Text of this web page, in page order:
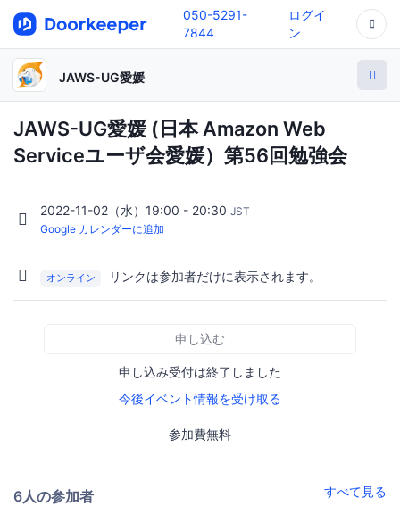
050-5291-
7844
ログイ
ン
JAWS-UG愛媛
JAWS-UG愛媛 (日本 Amazon Web
Serviceユーザ会愛媛）第56回勉強会
2022-11-02（水）19:00 - 20:30 JST
Google カレンダーに追加
オンライン リンクは参加者だけに表示されます。
申し込む
申し込み受付は終了しました
今後イベント情報を受け取る
参加費無料
6人の参加者 すべて見る